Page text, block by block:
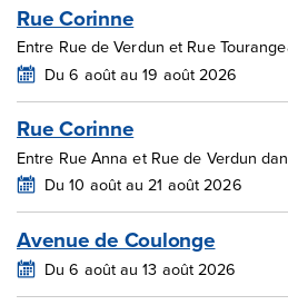
Rue Corinne
Entre Rue de Verdun et Rue
Du 6 août au 19 août 2026
Rue Corinne
Entre Rue Anna et Rue de Verdun
Du 10 août au 21 août 2026
Avenue de Coulonge
Du 6 août au 13 août 2026